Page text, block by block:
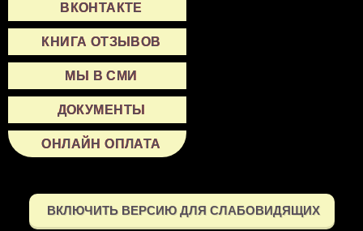
ВКОНТАКТЕ
КНИГА ОТЗЫВОВ
МЫ В СМИ
ДОКУМЕНТЫ
ОНЛАЙН ОПЛАТА
ВКЛЮЧИТЬ ВЕРСИЮ ДЛЯ СЛАБОВИДЯЩИХ